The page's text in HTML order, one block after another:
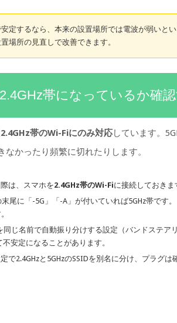
定するなら、本来の設置場所では電波が弱いと
場所の見直しで改善できます。
帯になっているか確
2.4GHz帯のWi-Fiにのみ対応しています。
かったり頻繁に切れたりします。
は、スマホを2.4GHz帯のWi-Fiに接続しておきま
尾に「-5G」「-A」が付いていれば5GHz帯です
同じ名前で自動振り分けする設定（バンドステア
安定になることがあります。
で2.4GHzと5GHzのSSIDを別名に分け、プラグは